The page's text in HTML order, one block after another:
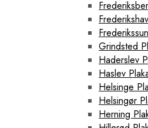
Grindsted
Haderslev
Haslev
Helsinge
Helsingør
Herning